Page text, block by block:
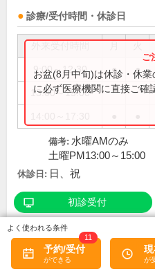
診療/受付時間・休診日
9:00～12:30 ● ●
13:00～15:00
お盆(8月中旬)は休診・休
に必ず医療機関に直接ご確
備考: 水曜AMのみ
土曜PM13:00～15:00
休診日: 日、祝
初診受付
この医院
予約/受付
11